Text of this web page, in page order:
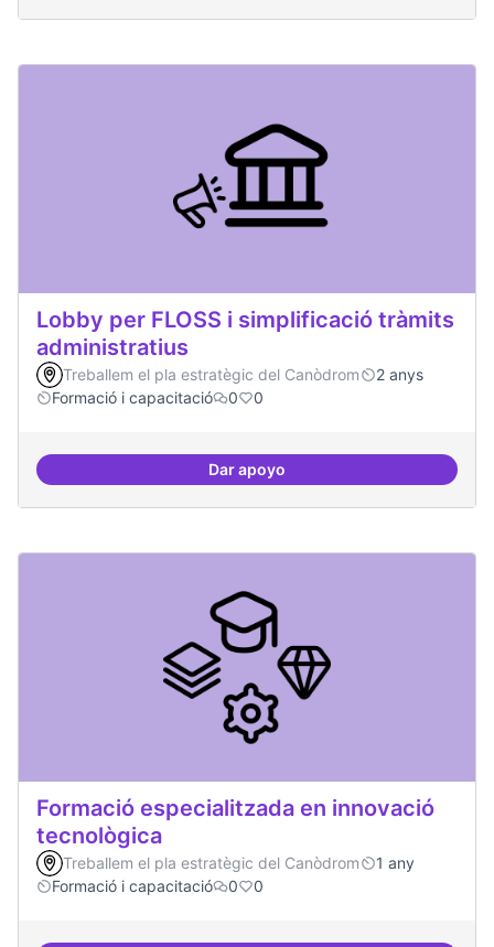
Lobby per FLOSS i simplificació tràmits
administratius
Treballem el pla estratègic del Canòdrom
2 anys
Formació i capacitació
0 0
Dar apoyoLobby per FLOSS i
Formació especialitzada en innovació
tecnològica
Treballem el pla estratègic del Canòdrom
1 any
Formació i capacitació
0 0